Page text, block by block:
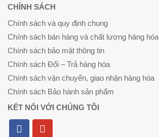
CHÍNH SÁCH
Chính sách và quy định chung
Chính sách bán hàng và chất lượng hàng hóa
Chính sách bảo mật thông tin
Chính sách Đổi – Trả hàng hóa
Chính sách vận chuyển, giao nhận hàng hóa
Chính sách Bảo hành sản phẩm
KẾT NỐI VỚI CHÚNG TÔI